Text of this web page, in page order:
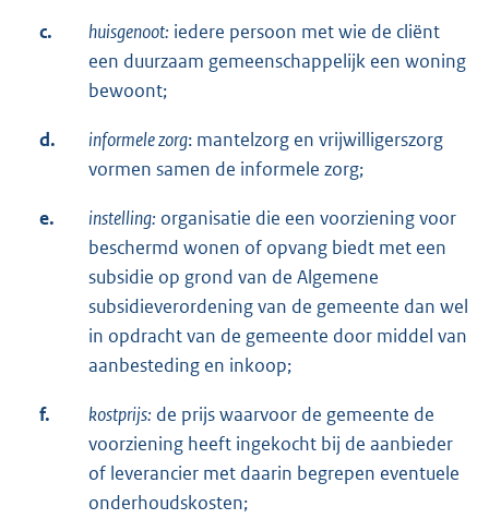
c. huisgenoot: iedere persoon met wie de cliënt
een duurzaam gemeenschappelijk een woning
bewoont;
d. informele zorg: mantelzorg en vrijwilligerszorg
vormen samen de informele zorg;
e. instelling: organisatie die een voorziening voor
beschermd wonen of opvang biedt met een
subsidie op grond van de Algemene
subsidieverordening van de gemeente dan wel
in opdracht van de gemeente door middel van
aanbesteding en inkoop;
f. kostprijs: de prijs waarvoor de gemeente de
voorziening heeft ingekocht bij de aanbieder
of leverancier met daarin begrepen eventuele
onderhoudskosten;